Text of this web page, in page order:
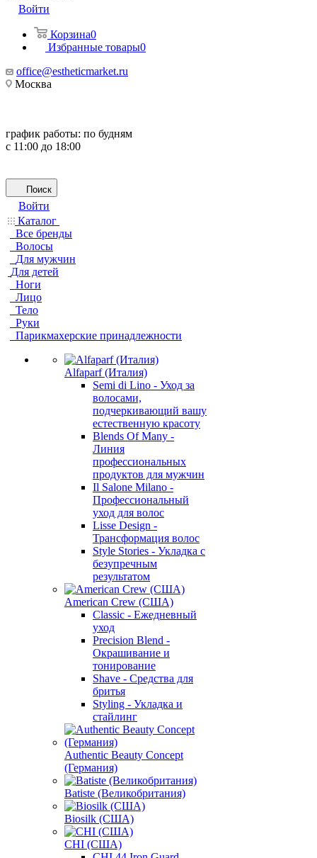
Войти
Корзина0
Избранные товары0
office@estheticmarket.ru
Москва
график работы: по будням
с 11:00 до 18:00
Поиск
Войти
Каталог
Все бренды
Волосы
Для мужчин
Для детей
Ноги
Лицо
Тело
Руки
Парикмахерские принадлежности
Alfaparf (Италия)
Semi di Lino - Уход за
волосами,
подчеркивающий вашу
естественную красоту
Blends Of Many -
Линия
профессиональных
продуктов для мужчин
Il Salone Milano -
Профессиональный
уход для волос
Lisse Design -
Трансформация волос
Style Stories - Укладка с
безупречным
результатом
American Crew (США)
Classic - Ежедневный
уход
Precision Blend -
Окрашивание и
тонирование
Shave - Средства для
бритья
Styling - Укладка и
стайлинг
Authentic Beauty Concept
(Германия)
Batiste (Великобритания)
Biosilk (США)
CHI (США)